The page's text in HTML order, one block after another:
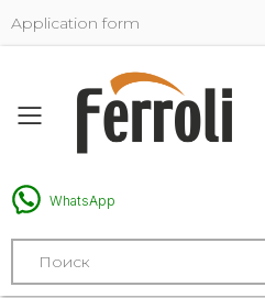
Application form
Toggle mobile
WhatsApp
Search